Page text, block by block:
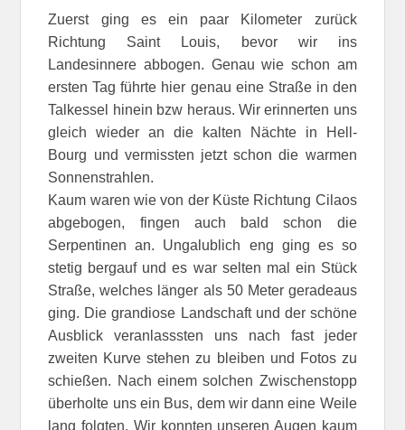
Zuerst ging es ein paar Kilometer zurück
Richtung Saint Louis, bevor wir ins
Landesinnere abbogen. Genau wie schon am
ersten Tag führte hier genau eine Straße in den
Talkessel hinein bzw heraus. Wir erinnerten uns
gleich wieder an die kalten Nächte in Hell-
Bourg und vermissten jetzt schon die warmen
Sonnenstrahlen.
Kaum waren wie von der Küste Richtung Cilaos
abgebogen, fingen auch bald schon die
Serpentinen an. Ungalublich eng ging es so
stetig bergauf und es war selten mal ein Stück
Straße, welches länger als 50 Meter geradeaus
ging. Die grandiose Landschaft und der schöne
Ausblick veranlasssten uns nach fast jeder
zweiten Kurve stehen zu bleiben und Fotos zu
schießen. Nach einem solchen Zwischenstopp
überholte uns ein Bus, dem wir dann eine Weile
lang folgten. Wir konnten unseren Augen kaum